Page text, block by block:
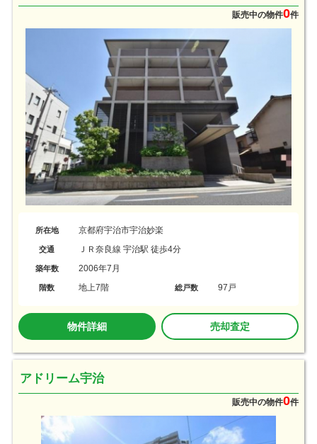
販売中の物件0件
所在地 京都府宇治市宇治妙楽
交通 ＪＲ奈良線 宇治駅 徒歩4分
築年数 2006年7月
階数 地上7階 総戸数 97戸
物件詳細 売却査定
アドリーム宇治
販売中の物件0件